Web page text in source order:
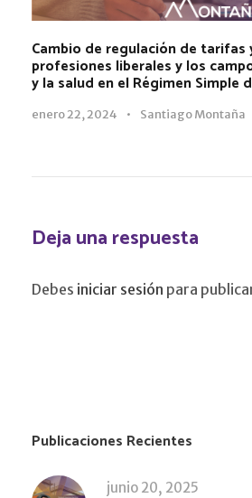
Cambio de regulación de tarifas
profesiones liberales y los
y la salud en el Régimen Simple
enero 22, 2024 • Santiago Montaña
Deja una respuesta
Debes iniciar sesión para
Publicaciones Recientes
junio 20, 2025